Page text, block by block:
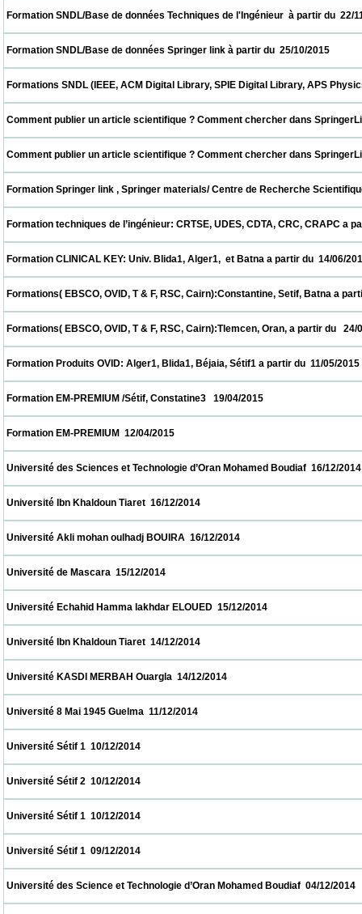
Formation SNDL/Base de données Techniques de l'Ingénieur  à
Formation SNDL/Base de données Springer link à partir du  25/
Formations SNDL (IEEE, ACM Digital Library, SPIE Digital Library,
Comment publier un article scientifique ? Comment chercher dans
Comment publier un article scientifique ? Comment chercher dans
Formation Springer link , Springer materials/ Centre de Recherche
Formation techniques de l’ingénieur: CRTSE, UDES, CDTA, CRC,
Formation CLINICAL KEY: Univ. Blida1, Alger1,  et Batna a partir
Formations( EBSCO, OVID, T & F, RSC, Cairn):Constantine, Setif,
Formations( EBSCO, OVID, T & F, RSC, Cairn):Tlemcen, Oran, a
Formation Produits OVID: Alger1, Blida1, Béjaia, Sétif1 a partir
Formation EM-PREMIUM /Sétif, Constatine3   19/04/2015
Formation EM-PREMIUM  12/04/2015
Université des Sciences et Technologie d’Oran Mohamed
Université Ibn Khaldoun Tiaret  16/12/2014
Université Akli mohan oulhadj BOUIRA  16/12/2014
Université de Mascara  15/12/2014
Université Echahid Hamma lakhdar ELOUED  15/12/2014
Université Ibn Khaldoun Tiaret  14/12/2014
Université KASDI MERBAH Ouargla  14/12/2014
Université 8 Mai 1945 Guelma  11/12/2014
Université Sétif 1  10/12/2014
Université Sétif 2  10/12/2014
Université Sétif 1  10/12/2014
Université Sétif 1  09/12/2014
Université des Science et Technologie d’Oran Mohamed Boudiaf